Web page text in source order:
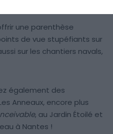
une parenthèse
de vue stupéfiants sur
sur les chantiers navals,
également des
Anneaux, encore plus
, au Jardin Étoilé et
à Nantes !